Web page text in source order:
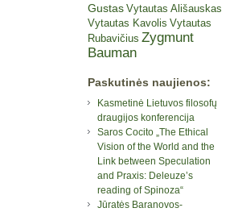
Gustas Vytautas Ališauskas
Vytautas Kavolis Vytautas
Rubavičius Zygmunt
Bauman
Paskutinės naujienos:
Kasmetinė Lietuvos filosofų
draugijos konferencija
Saros Cocito „The Ethical
Vision of the World and the
Link between Speculation
and Praxis: Deleuze’s
reading of Spinoza“
Jūratės Baranovos-